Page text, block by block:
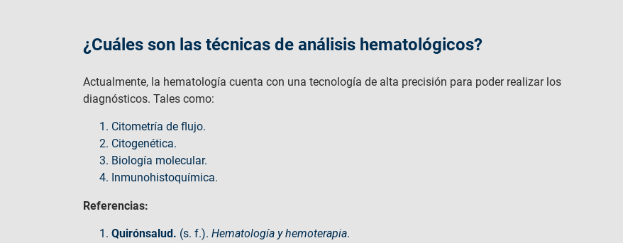
¿Cuáles son las técnicas de análisis hematológicos​?
Actualmente, la hematología cuenta con una tecnología de alta precisión para poder realizar los
diagnósticos. Tales como:
Citometría de flujo.
Citogenética.
Biología molecular.
Inmunohistoquímica.
Referencias:
Quirónsalud. (s. f.). Hematología y hemoterapia.